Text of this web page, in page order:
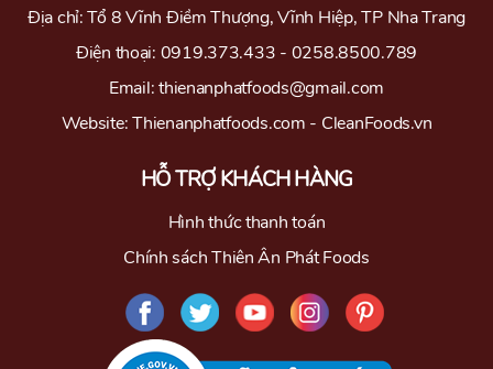
Địa chỉ: Tổ 8 Vĩnh Điềm Thượng, Vĩnh Hiệp, TP Nha Trang
Điện thoại: 0919.373.433 - 0258.8500.789
Email: thienanphatfoods@gmail.com
Website: Thienanphatfoods.com - CleanFoods.vn
HỖ TRỢ KHÁCH HÀNG
Hình thức thanh toán
Chính sách Thiên Ân Phát Foods